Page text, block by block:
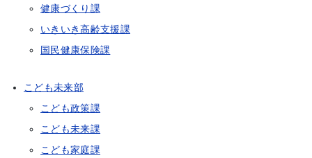
健康づくり課
いきいき高齢支援課
国民健康保険課
こども未来部
こども政策課
こども未来課
こども家庭課